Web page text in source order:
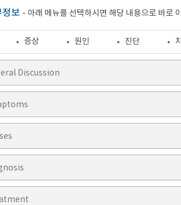
보 - 아래 메뉴를 선택하시면 해당 내용으로 바로
증상 원인 진단
Discussion